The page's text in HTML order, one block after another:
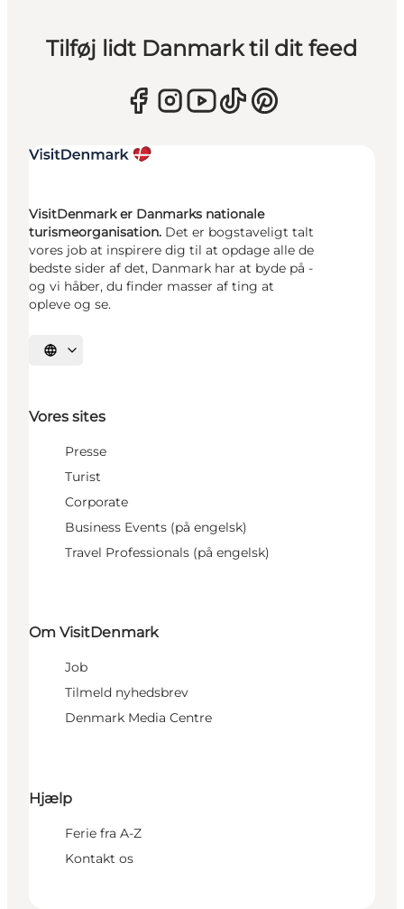
Tilføj lidt Danmark til dit feed
VisitDenmark er Danmarks nationale
turismeorganisation. Det er bogstaveligt talt
vores job at inspirere dig til at opdage alle de
bedste sider af det, Danmark har at byde på -
og vi håber, du finder masser af ting at
opleve og se.
Vælg sprog
Vores sites
Presse
Turist
Corporate
Business Events (på engelsk)
Travel Professionals (på engelsk)
Om VisitDenmark
Job
Tilmeld nyhedsbrev
Denmark Media Centre
Hjælp
Ferie fra A-Z
Kontakt os